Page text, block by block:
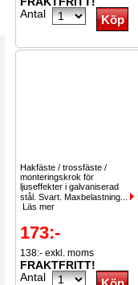
Antal
Hakfäste / trossfäste /
monteringskrok för
ljuseffekter i galvaniserad
stål. Svart. Maxbelastning...
Läs mer
173:-
138:- exkl. moms
FRAKTFRITT!
Antal